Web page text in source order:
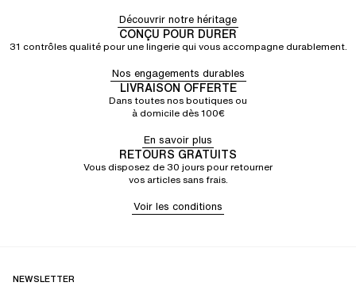
Découvrir notre héritage
CONÇU POUR DURER
31 contrôles qualité pour une lingerie qui vous accompagne durablement.
Nos engagements durables
LIVRAISON OFFERTE
Dans toutes nos boutiques ou
à domicile dès 100€
En savoir plus
RETOURS GRATUITS
Vous disposez de 30 jours pour retourner
vos articles sans frais.
Voir les conditions
NEWSLETTER